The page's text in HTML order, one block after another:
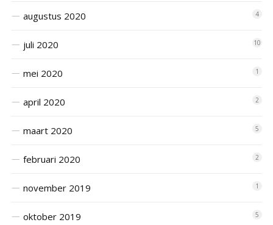
augustus 2020 4
juli 2020 10
mei 2020 1
april 2020 2
maart 2020 5
februari 2020 2
november 2019 1
oktober 2019 5